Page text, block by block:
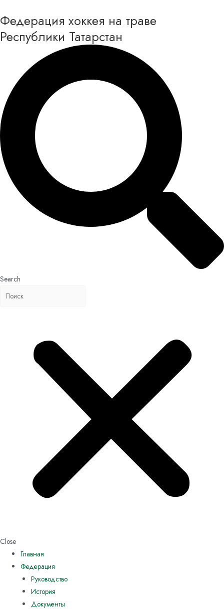
к
содержимому
Федерация хоккея на траве
Республики Татарстан
Search
Close
Главная
Федерация
Руководство
История
Документы